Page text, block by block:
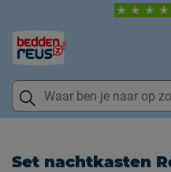
Set nachtkasten